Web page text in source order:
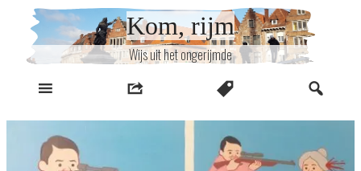
inhoud
Kom, rijm
Wijs uit het ongerijmde